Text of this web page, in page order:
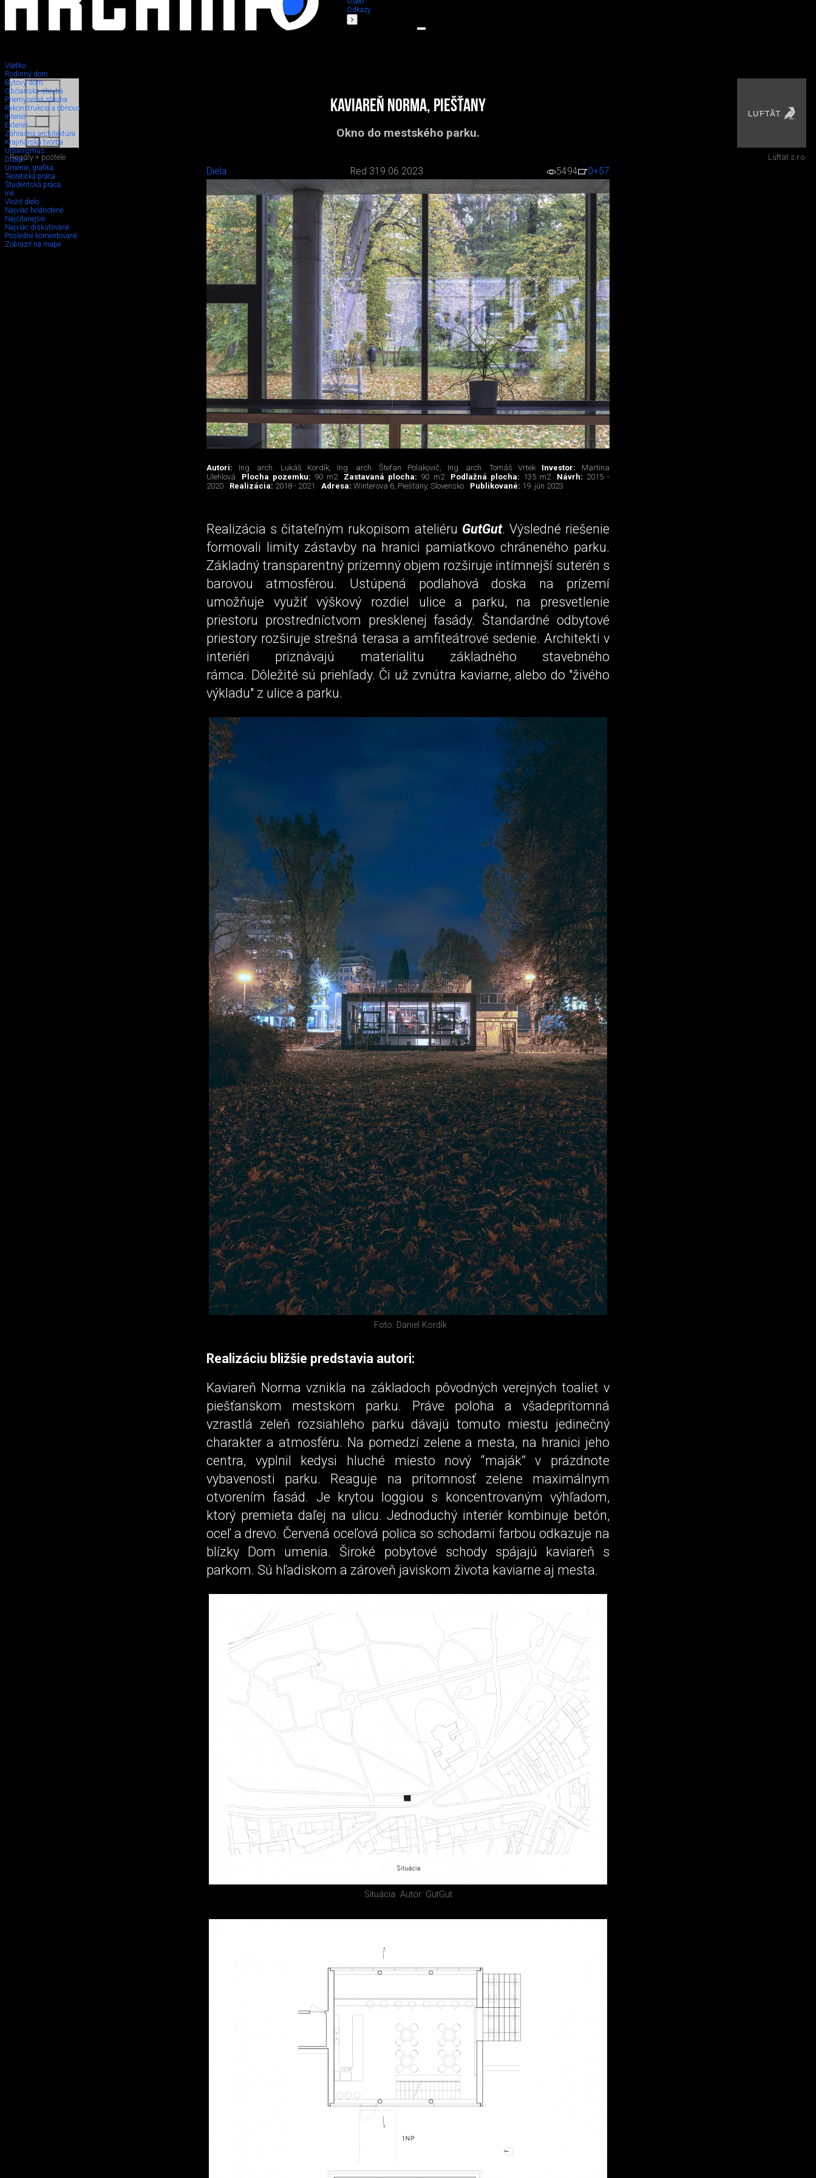
Odkazy
Všetko
Rodinný dom
Bytový dom
Občianska stavba
Priemyselná stavba
Rekonštrukcia a obnova
Interiér
Exteriér
Záhradná architektúra
Krajinárska tvorba
Urbanizmus
Dizajn
Umenie, grafika
Teoretická práca
Študentská práca
Iné
Vložiť dielo
Najviac hodnotené
Najčítanejšie
Najviac diskutované
Posledné komentované
Zobraziť na mape
Kaviareň Norma, Piešťany
Okno do mestského parku.
Diela Red 319.06.2023 5494 0+57
Autori: Ing. arch. Lukáš Kordík, Ing. arch. Štefan Polakovič, Ing. arch. Tomáš Vrtek Investor: Martina
Ulehlová
Plocha pozemku: 90 m2 Zastavaná plocha: 90 m2 Podlažná plocha: 135 m2 Návrh: 2015 -
2020
Realizácia: 2018 - 2021 Adresa: Winterova 6, Piešťany, Slovensko Publikované: 19. jún 2023
Realizácia s čitateľným rukopisom ateliéru GutGut. Výsledné riešenie
formovali limity zástavby na hranici pamiatkovo chráneného parku.
Základný transparentný prízemný objem rozširuje intímnejší suterén s
barovou atmosférou. Ustúpená podlahová doska na prízemí
umožňuje využiť výškový rozdiel ulice a parku, na presvetlenie
priestoru prostredníctvom presklenej fasády. Štandardné odbytové
priestory rozširuje strešná terasa a amfiteátrové sedenie. Architekti v
interiéri priznávajú materialitu základného stavebného
rámca. Dôležité sú priehľady. Či už zvnútra kaviarne, alebo do "živého
výkladu" z ulice a parku.
Regály + postele Luftät s.r.o.
Foto: Daniel Kordík
Realizáciu bližšie predstavia autori:
Kaviareň Norma vznikla na základoch pôvodných verejných toaliet v
piešťanskom mestskom parku. Práve poloha a všadeprítomná
vzrastlá zeleň rozsiahleho parku dávajú tomuto miestu jedinečný
charakter a atmosféru. Na pomedzí zelene a mesta, na hranici jeho
centra, vyplnil kedysi hluché miesto nový “maják” v prázdnote
vybavenosti parku. Reaguje na prítomnosť zelene maximálnym
otvorením fasád. Je krytou loggiou s koncentrovaným výhľadom,
ktorý premieta daľej na ulicu. Jednoduchý interiér kombinuje betón,
oceľ a drevo. Červená oceľová polica so schodami farbou odkazuje na
blízky Dom umenia. Široké pobytové schody spájajú kaviareň s
parkom. Sú hľadiskom a zároveň javiskom života kaviarne aj mesta.
Situácia Autor: GutGut